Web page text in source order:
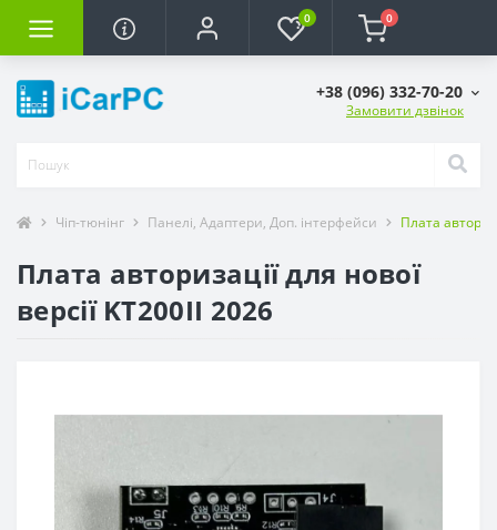
0 0
+38 (096) 332-70-20
Замовити дзвінок
Чіп-тюнінг Панелі, Адаптери, Доп. інтерфейси Плата
Плата авторизації для нової
версії KT200II 2026